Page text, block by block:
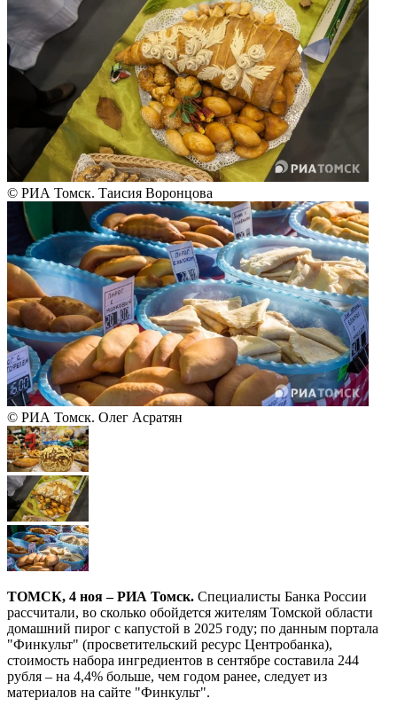
© РИА Томск. Таисия Воронцова
© РИА Томск. Олег Асратян
ТОМСК, 4 ноя – РИА Томск. Специалисты Банка России
рассчитали, во сколько обойдется жителям Томской области
домашний пирог с капустой в 2025 году; по данным портала
"Финкульт" (просветительский ресурс Центробанка),
стоимость набора ингредиентов в сентябре составила 244
рубля – на 4,4% больше, чем годом ранее, следует из
материалов на сайте "Финкульт".